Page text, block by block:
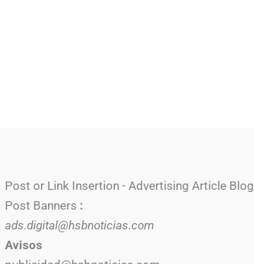
Post or Link Insertion - Advertising Article Blog
Post Banners :
ads.digital@hsbnoticias.com
Avisos